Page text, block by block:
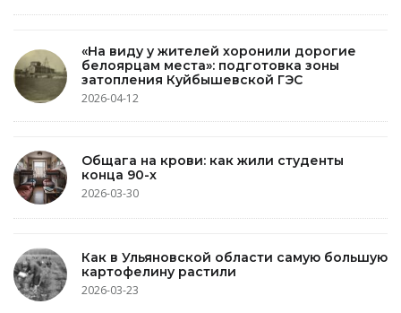
«На виду у жителей хоронили дорогие
белоярцам места»: подготовка зоны
затопления Куйбышевской ГЭС
2026-04-12
Общага на крови: как жили студенты
конца 90-х
2026-03-30
Как в Ульяновской области самую большую
картофелину растили
2026-03-23